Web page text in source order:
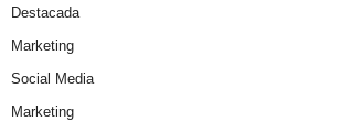
Destacada
Marketing
Social Media
Marketing